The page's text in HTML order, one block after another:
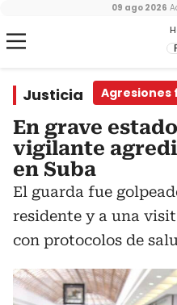
09 ago 2026
Justicia Agresiones
En grave
vigilante
en Suba
El guarda fue
residente y a una
con protocolos de